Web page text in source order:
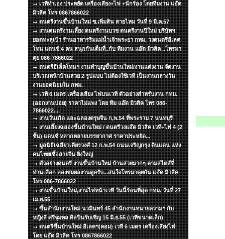
เวทีทำเอง ประหยัด เครื่องเสียง+ไฟ +นักร้อง โดยทีมงาน แอ๊ด
มิวสิค โทร 0867866022
ดนตรีงานขึ้นบ้านใหม่ ซ.เพิ่มสิน สายไหม วันที่ 9 มี.ค.57
งานดนตรีงานเลี้ยง ดนตรีงานบวช ดนตรีงานปีใหม่ บริษัทฯ
ยอดทะลุเป้า ร้านอาหารริมแม่น้ำเจ้าพระยา กทม. วงดนตรีอีเลค
โทน แดนซ์ 4 คน สนุกกันเต็มที่..กับ ทีมงาน แอ๊ด มิวสิค ..โทรมา
คุย 086-7866022
ดนตรีอีเล็คโทนฯ งานทำบุญขึ้นบ้านใหม่/งานแต่งงาน จัดงาน
บริเวณหน้าบ้านสวย 2 รูปแบบ ไม่ต้องใช้เวที เป็นงานกลางวัน
งานยอดนิยมใน กทม.
เวที 6 เมตร เครื่องเสียง ไฟบนเวที ตัวอย่างสำหรับงาน กทม.
(ออกงานบ่อย) ราคาไม่แพง โดย ทีม แอ๊ด มิวสิค โทร 086-
7866022....
งานวันเกิด และฉลองตรุษจีน ก,พ.54 ที่พระราม 7 นนทบุรี
งานเลี้ยงฉลองขึ้นบ้านใหม่ / ดนตรีวงแอ๊ด มิวสิค เวที+ไฟ 4 (2
ชั้น) แดนซ์ หลากหลายบรรยากาศ ราคาประหยัด...
มูลนิธิเฉลียวเตียรวงศ์ 12 ก.พ.54 ถนนเจริญกรุง ดินแดน แห่ง
คนไทยเชื้อสายจีน ยิ่งใหญ่
ตัวอย่างดนตรี งานขึ้นบ้านใหม่ บ้านสวยมากๆ ตามสไตส์ที่
ท่านเลือก ลองชมผลงานดูครับ...สนใจโทรมาคุยกัน แอ๊ด มิวสิค
โทร 086-7866022
งานขึ้นบ้านใหม่,งานไฟหน้าเวที วันนี้ร้อนที่สุด กทม. วันที่ 27
เม.ย.55
ขึ้นสำนักงานใหม่ นวมินทร์ 45 สำนักงานทนายความฯ กับ
หญิงลี ศรีจุมพล ศิลปินรับเชิญ 15 มิ.ย.55 (เวทีขนาดเล็ก)
ดนตรีขึ้นบ้านใหม่ อีเลคฯ(คอม) เวที 6 เมตร เครื่องเสียงไฟ
โดย แอ๊ด มิวสิค โทร 0867866022